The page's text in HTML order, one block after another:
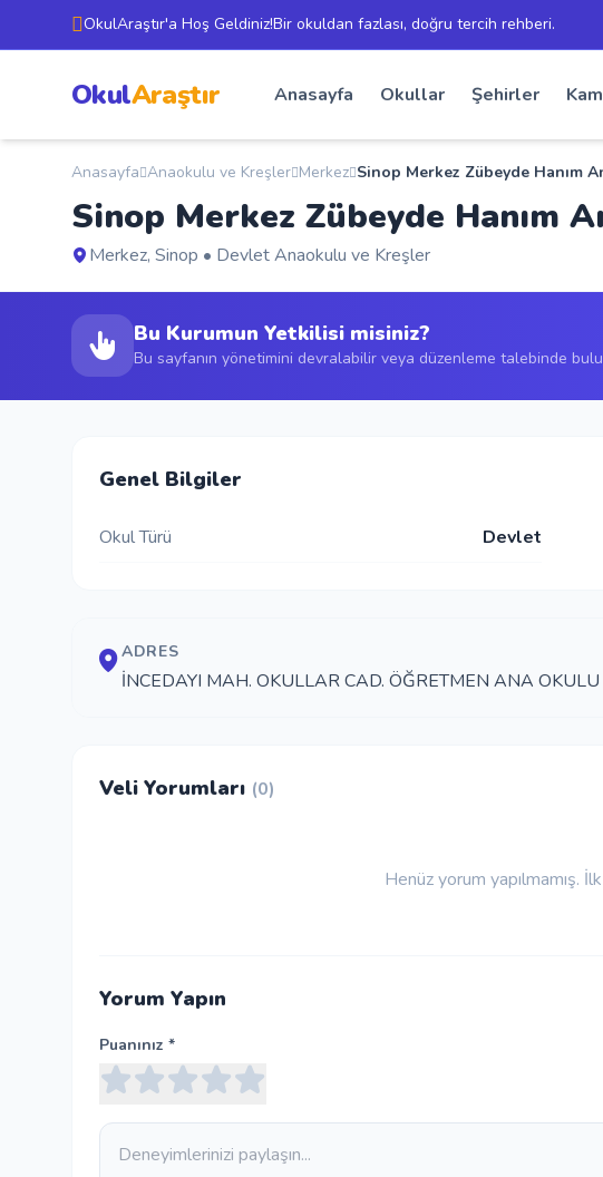
OkulAraştır'a Hoş Geldiniz!Bir okuldan fazlası, doğru tercih rehberi.
OkulAraştır Anasayfa Okullar Şehirler
Anasayfa Anaokulu ve Kreşler Merkez Sinop Merkez Zübeyde Hanım
Sinop Merkez Zübeyde Hanım
Merkez, Sinop • Devlet Anaokulu ve Kreşler
Bu Kurumun Yetkilisi misiniz?
Bu sayfanın yönetimini devralabilir veya düzenleme talebinde
Genel Bilgiler
Okul Türü Devlet
ADRES
İNCEDAYI MAH. OKULLAR CAD. ÖĞRETMEN ANA
Veli Yorumları (0)
Henüz yorum yapılmamış.
Yorum Yapın
Puanınız *